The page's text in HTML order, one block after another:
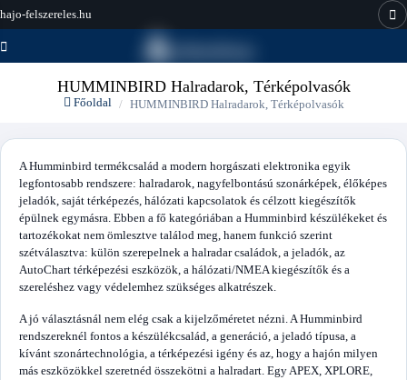
hajo-felszereles.hu
HUMMINBIRD Halradarok, Térképolvasók
Főoldal HUMMINBIRD Halradarok, Térképolvasók
A Humminbird termékcsalád a modern horgászati elektronika egyik
legfontosabb rendszere: halradarok, nagyfelbontású szonárképek, élőképes
jeladók, saját térképezés, hálózati kapcsolatok és célzott kiegészítők
épülnek egymásra. Ebben a fő kategóriában a Humminbird készülékeket és
tartozékokat nem ömlesztve találod meg, hanem funkció szerint
szétválasztva: külön szerepelnek a halradar családok, a jeladók, az
AutoChart térképezési eszközök, a hálózati/NMEA kiegészítők és a
szereléshez vagy védelemhez szükséges alkatrészek.
A jó választásnál nem elég csak a kijelzőméretet nézni. A Humminbird
rendszereknél fontos a készülékcsalád, a generáció, a jeladó típusa, a
kívánt szonártechnológia, a térképezési igény és az, hogy a hajón milyen
más eszközökkel szeretnéd összekötni a halradart. Egy APEX, XPLORE,